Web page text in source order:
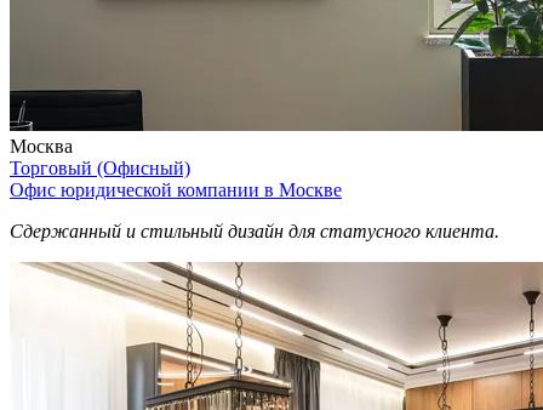
Москва
Торговый (Офисный)
Офис юридической компании в Москве
Сдержанный и стильный дизайн для статусного клиента.